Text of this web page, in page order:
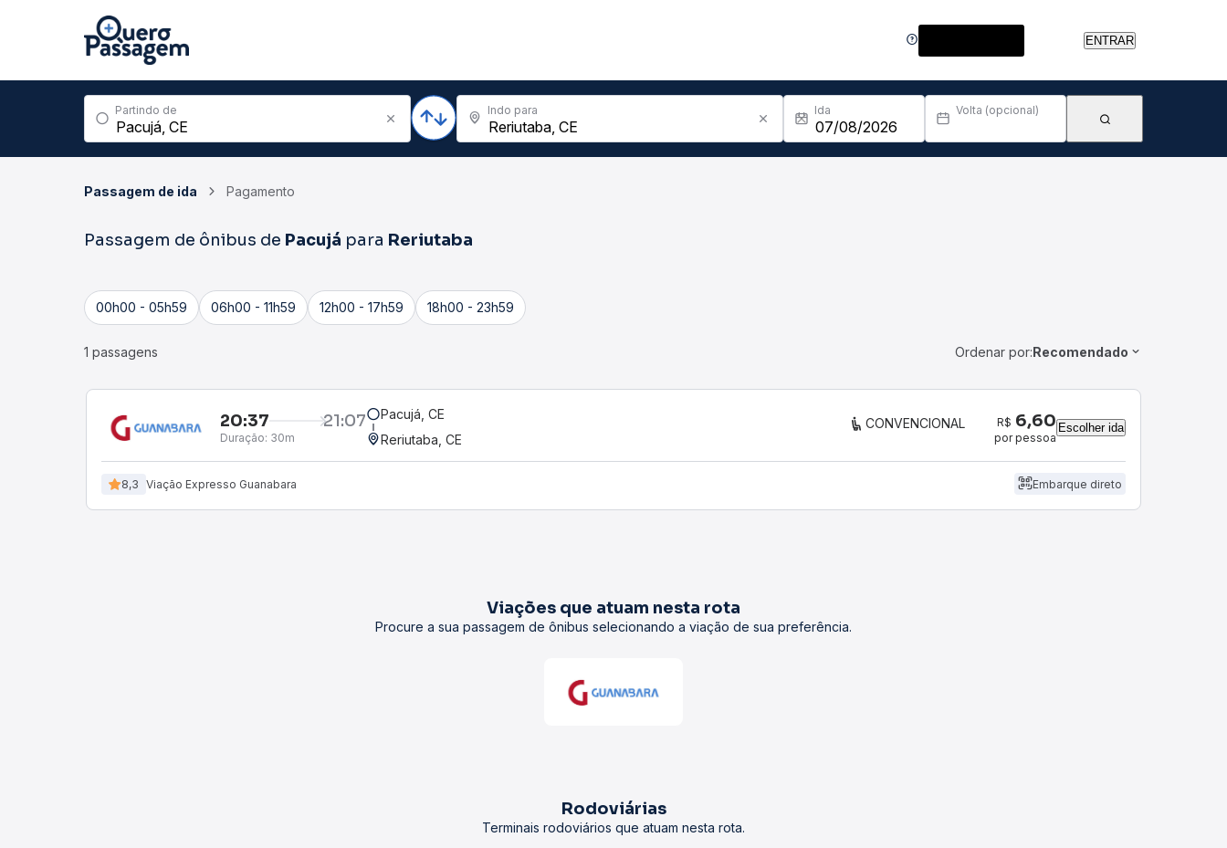
ENTRAR
Partindo de Indo para Ida Volta (opcional)
Passagem de ida Pagamento
Passagem de ônibus de Pacujá para Reriutaba
00h00 - 05h59 06h00 - 11h59 12h00 - 17h59 18h00 - 23h59
1 passagens Ordenar por:Recomendado
20:37 21:07
Duração: 30m
Pacujá, CE
Reriutaba, CE
CONVENCIONAL R$ 6,60
por pessoa
Escolher ida
8,3 Viação Expresso Guanabara Embarque direto
Viações que atuam nesta rota
Procure a sua passagem de ônibus selecionando a viação de sua preferência.
Rodoviárias
Terminais rodoviários que atuam nesta rota.